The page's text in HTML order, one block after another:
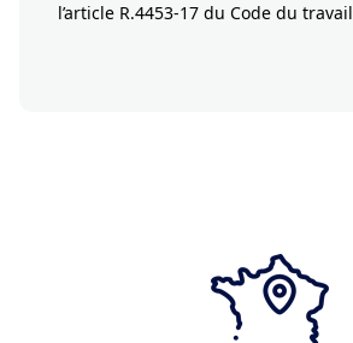
l’article R.4453-17 du Code du travail